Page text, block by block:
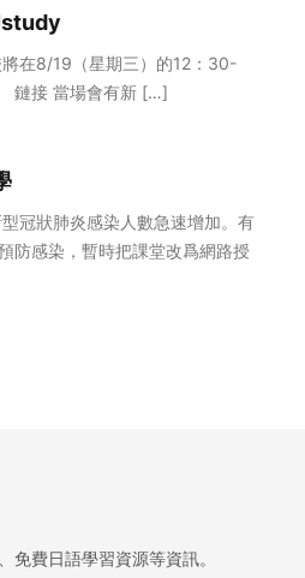
在8/19（星期三）的12：30-
鏈接 當場會有新 […]
冠狀肺炎感染人數急速增加。有
防感染，暫時把課堂改爲網路授
免費日語學習資源等資訊。